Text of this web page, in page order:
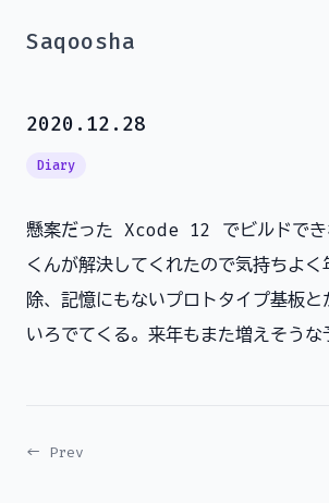
Saqoosha
2020.12.28
Diary
懸案だった Xcode 12 でビルドでき
くんが解決してくれたので気持ちよ
除、記憶にもないプロトタイプ基板と
いろでてくる。来年もまた増えそうな
← Prev